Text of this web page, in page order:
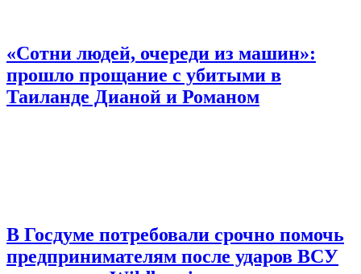
«Сотни людей, очереди из машин»:
прошло прощание с убитыми в
Таиланде Дианой и Романом
В Госдуме потребовали срочно помочь
предпринимателям после ударов ВСУ